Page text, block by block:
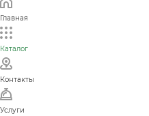
Главная
Каталог
Контакты
Услуги